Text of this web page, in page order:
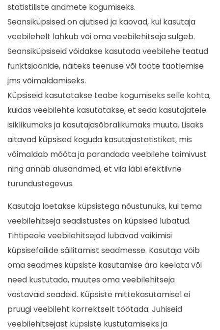
statistiliste andmete kogumiseks.
Seansiküpsised on ajutised ja kaovad, kui kasutaja
veebilehelt lahkub või oma veebilehitseja sulgeb.
Seansiküpsiseid võidakse kasutada veebilehe teatud
funktsioonide, näiteks teenuse või toote taotlemise
jms võimaldamiseks.
Küpsiseid kasutatakse teabe kogumiseks selle kohta,
kuidas veebilehte kasutatakse, et seda kasutajatele
isiklikumaks ja kasutajasõbralikumaks muuta. Lisaks
aitavad küpsised koguda kasutajastatistikat, mis
võimaldab mõõta ja parandada veebilehe toimivust
ning annab alusandmed, et viia läbi efektiivne
turundustegevus.
Kasutaja loetakse küpsistega nõustunuks, kui tema
veebilehitseja seadistustes on küpsised lubatud.
Tihtipeale veebilehitsejad lubavad vaikimisi
küpsisefailide säilitamist seadmesse. Kasutaja võib
oma seadmes küpsiste kasutamise ära keelata või
need kustutada, muutes oma veebilehitseja
vastavaid seadeid. Küpsiste mittekasutamisel ei
pruugi veebileht korrektselt töötada. Juhiseid
veebilehitsejast küpsiste kustutamiseks ja